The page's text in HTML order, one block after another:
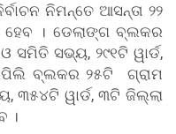
ନିମନ୍ତେ ଆସନ୍ତା ୨୨
ହେବ । ଡେଲାଙ୍ଗ ବ୍ଲକର
ସମିତି ସଭ୍ୟ, ୨୯୧ଟି ୱାର୍ଡ,
ବ୍ଲକର ୨୫ଟି ଗ୍ରାମ
୩୫୪ଟି ୱାର୍ଡ, ୩ଟି ଜିଲ୍ଲା
।